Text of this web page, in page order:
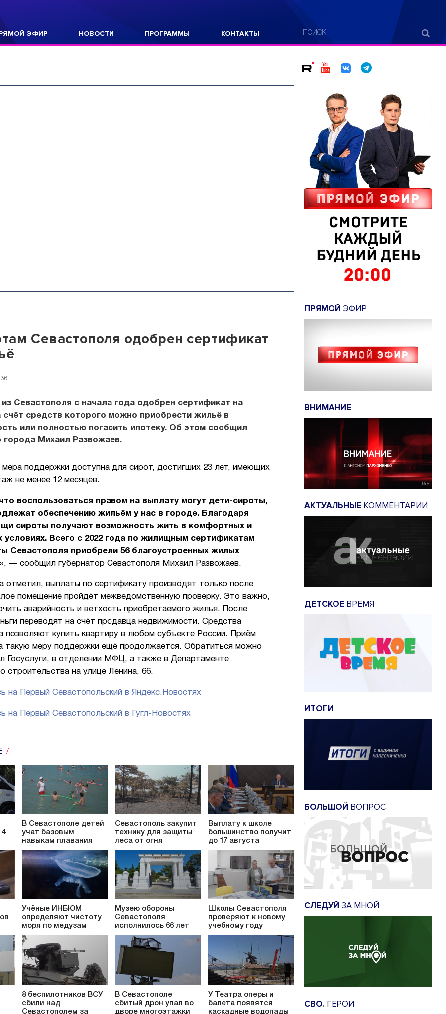
ЭФИР НОВОСТИ ПРОГРАММЫ КОНТАКТЫ ПОИСК
Севастополя одобрен сертификат
из Севастополя с начала года одобрен сертификат на
счёт средств которого можно приобрести жильё в
или полностью погасить ипотеку. Об этом сообщил
города Михаил Развожаев.
поддержки доступна для сирот, достигших 23 лет, имеющих
не менее 12 месяцев.
воспользоваться правом на выплату могут дети-сироты,
обеспечению жильём у нас в городе. Благодаря
сироты получают возможность жить в комфортных и
условиях. Всего с 2022 года по жилищным сертификатам
Севастополя приобрели 56 благоустроенных жилых
, — сообщил губернатор Севастополя Михаил Развожаев.
отметил, выплаты по сертификату производят только после
помещение пройдёт межведомственную проверку. Это важно,
аварийность и ветхость приобретаемого жилья. После
переводят на счёт продавца недвижимости. Средства
позволяют купить квартиру в любом субъекте России. Приём
такую меру поддержки ещё продолжается. Обратиться можно
Госуслуги, в отделении МФЦ, а также в Департаменте
строительства на улице Ленина, 66.
на Первый Севастопольский в Яндекс.Новостях
на Первый Севастопольский в Гугл-Новостях
4
В Севастополе детей
учат базовым
навыкам плавания
Севастополь закупит
технику для защиты
леса от огня
Выплату к школе
большинство получит
до 17 августа
Учёные ИНБЮМ
определяют чистоту
моря по медузам
Музею обороны
Севастополя
исполнилось 66 лет
Школы Севастополя
проверяют к новому
учебному году
8 беспилотников ВСУ
сбили над
Севастополем за
В Севастополе
сбитый дрон упал во
дворе многоэтажки
У Театра оперы и
балета появятся
каскадные водопады
ПРЯМОЙ ЭФИР
ВНИМАНИЕ
АКТУАЛЬНЫЕ КОММЕНТАРИИ
ДЕТСКОЕ ВРЕМЯ
ИТОГИ
БОЛЬШОЙ ВОПРОС
СЛЕДУЙ ЗА МНОЙ
СВО. ГЕРОИ